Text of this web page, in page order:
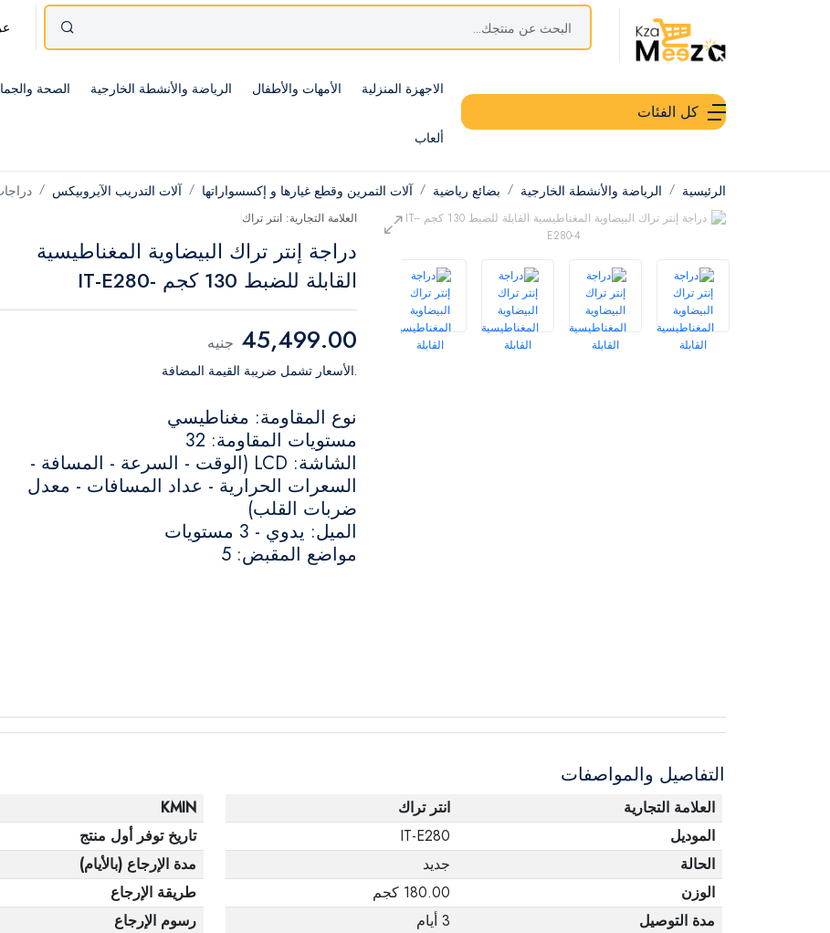
كل الفئات
الاجهزة المنزلية الأمهات والأطفال الرياضة والأنشطة الخارجية الصحة
ألعاب
الرئيسية الرياضة والأنشطة الخارجية بضائع رياضية آلات التمرين وقطع غيارها و إكسسواراتها آلات التدريب الآيروبيكس
العلامة التجارية: انتر تراك
دراجة إنتر تراك البيضاوية المغناطيسية
القابلة للضبط 130 كجم -IT-E280
45,499.00 جنيه
.الأسعار تشمل ضريبة القيمة المضافة
نوع المقاومة: مغناطيسي
مستويات المقاومة: 32
الشاشة: LCD (الوقت - السرعة - المسافة -
السعرات الحرارية - عداد المسافات - معدل
ضربات القلب)
الميل: يدوي - 3 مستويات
مواضع المقبض: 5
التفاصيل والمواصفات
العلامة التجارية
انتر تراك
الموديل
IT-E280
الحالة
جديد
الوزن
180.00 كجم
مدة التوصيل
3 أيام
KMIN
تاريخ توفر أول منتج
مدة الإرجاع (بالأيام)
طريقة الإرجاع
رسوم الإرجاع